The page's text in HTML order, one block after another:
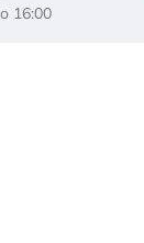
16:00